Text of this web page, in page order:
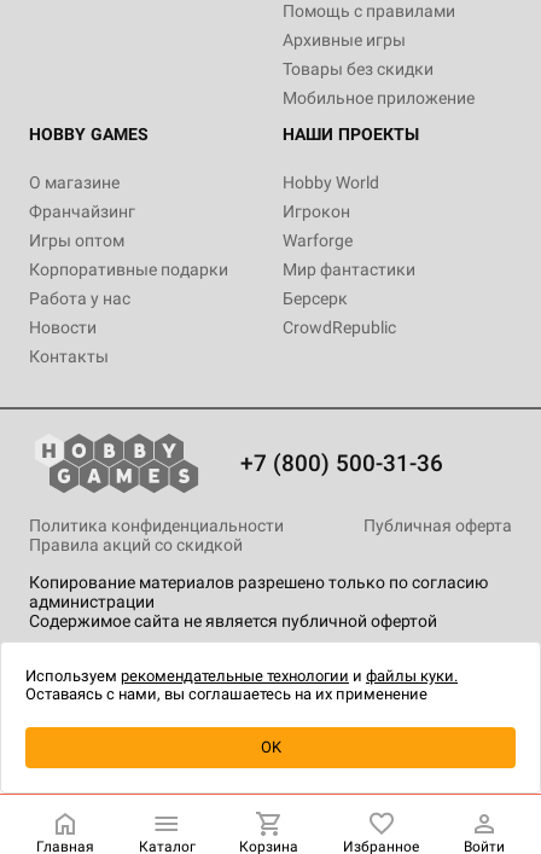
Уведомить о наличии
Помощь с правилами
Архивные игры
Товары без скидки
Мобильное приложение
HOBBY GAMES
О магазине
Франчайзинг
Игры оптом
Корпоративные подарки
Работа у нас
Новости
Контакты
НАШИ ПРОЕКТЫ
Hobby World
Игрокон
Warforge
Мир фантастики
Берсерк
CrowdRepublic
+7 (800) 500-31-36
Копирование материалов разрешено только по согласию
администрации
Содержимое сайта не является публичной офертой
Политика конфиденциальности
Публичная оферта
Правила акций со скидкой
технологии.
Главная Каталог Корзина Избранное Войти
Используем рекомендательные технологии и файлы куки.
Оставаясь с нами, вы соглашаетесь на их применение
OK